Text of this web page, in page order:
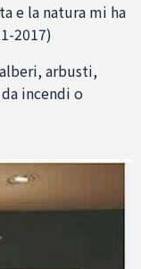
e la natura mi ha
2017)
arbusti,
incendi o